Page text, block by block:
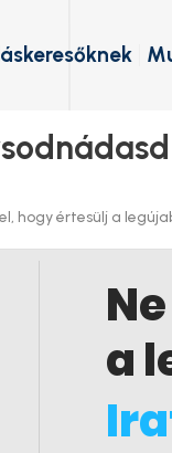
hogy értesülj a
a